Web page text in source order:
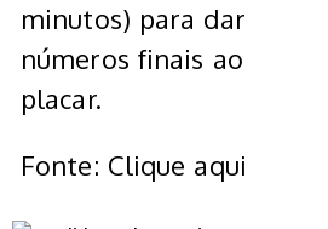
minutos) para dar
números finais ao
placar.
Fonte: Clique aqui